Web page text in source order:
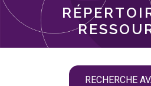
langue
RECHERCHE